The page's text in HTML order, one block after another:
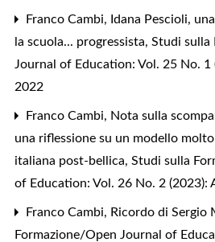
Franco Cambi, Idana Pescioli,
la scuola... progressista, Studi sulla
Journal of Education: Vol. 25 No. 1
2022
Franco Cambi, Nota sulla
una riflessione su un modello
italiana post-bellica, Studi sulla
of Education: Vol. 26 No. 2 (2023):
Franco Cambi, Ricordo di Sergio
Formazione/Open Journal of